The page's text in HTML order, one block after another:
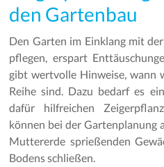
den Gartenbau
Den Garten im Einklang mit
pflegen, erspart
gibt wertvolle Hinweise, wann
Reihe sind. Dazu bedarf es
dafür hilfreichen
können bei der Gartenplanung
Muttererde sprießenden
Bodens schließen.